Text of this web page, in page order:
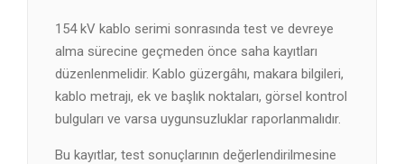
154 kV kablo serimi sonrasında test ve devreye
alma sürecine geçmeden önce saha kayıtları
düzenlenmelidir. Kablo güzergâhı, makara bilgileri,
kablo metrajı, ek ve başlık noktaları, görsel kontrol
bulguları ve varsa uygunsuzluklar raporlanmalıdır.
Bu kayıtlar, test sonuçlarının değerlendirilmesine